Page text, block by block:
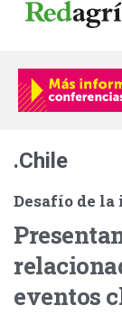
.Chile
Desafío de
eventos